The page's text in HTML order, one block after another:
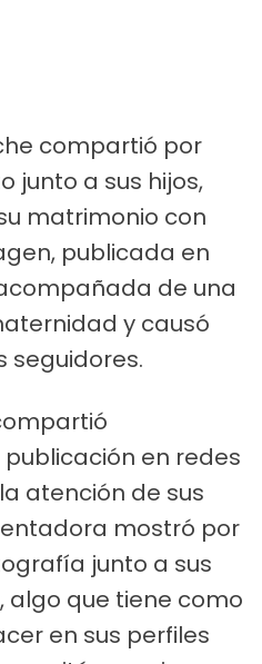
compartió por
junto a sus hijos,
matrimonio con
publicada en
de una
y causó
seguidores.
en redes
atención de sus
mostró por
junto a sus
algo que tiene como
en sus perfiles